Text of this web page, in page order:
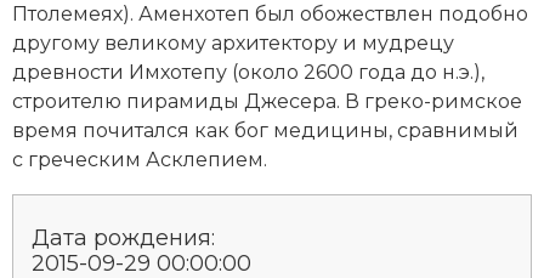
Новейшая история
Нумизматика
Образование
Общественные объединения и организации
Политическая история
Птолемеях). Аменхотеп был обожествлен подобно
другому великому архитектору и мудрецу
древности Имхотепу (около 2600 года до н.э.),
строителю пирамиды Джесера. В греко-римское
время почитался как бог медицины, сравнимый
с греческим Асклепием.
Дата рождения:
2015-09-29 00:00:00